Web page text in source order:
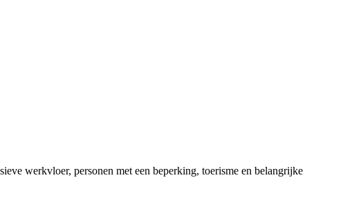
werkvloer, personen met een beperking, toerisme en belangrijke